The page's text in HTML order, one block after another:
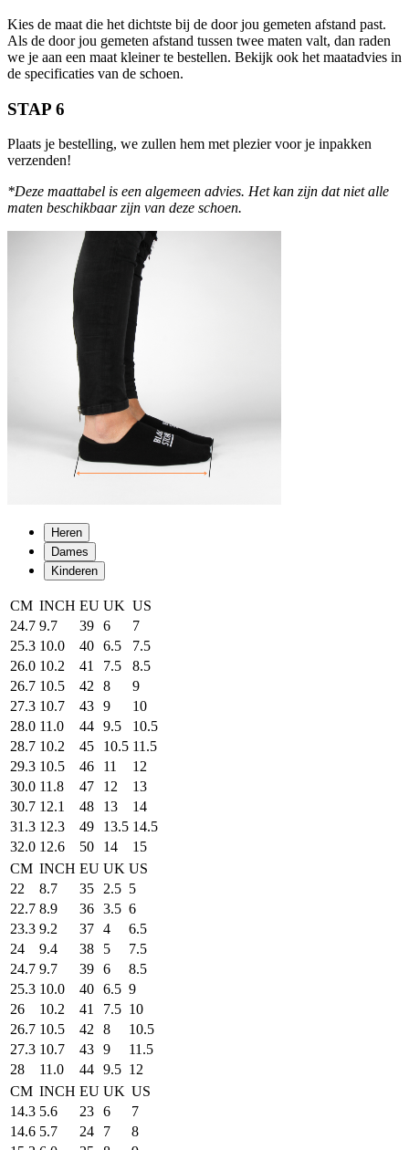
Kies de maat die het dichtste bij de door jou gemeten afstand past.
Als de door jou gemeten afstand tussen twee maten valt, dan raden
we je aan een maat kleiner te bestellen. Bekijk ook het maatadvies in
de specificaties van de schoen.
STAP 6
Plaats je bestelling, we zullen hem met plezier voor je inpakken
verzenden!
*Deze maattabel is een algemeen advies. Het kan zijn dat niet alle
maten beschikbaar zijn van deze schoen.
Heren
Dames
Kinderen
CM INCH EU UK US
24.7 9.7 39 6
7
25.3 10.0 40 6.5
7.5
26.0 10.2 41 7.5
8.5
26.7 10.5 42 8
9
27.3 10.7 43 9
10
28.0 11.0 44 9.5
10.5
28.7 10.2 45 10.5 11.5
29.3 10.5 46 11
12
30.0 11.8 47 12
13
30.7 12.1 48 13
14
31.3 12.3 49 13.5 14.5
32.0 12.6 50 14
15
CM INCH EU UK US
22
8.7 35 2.5 5
22.7 8.9 36 3.5 6
23.3 9.2 37 4
6.5
24
9.4 38 5
7.5
24.7 9.7 39 6
8.5
25.3 10.0 40 6.5 9
26
10.2 41 7.5 10
26.7 10.5 42 8
10.5
27.3 10.7 43 9
11.5
28
11.0 44 9.5 12
CM INCH EU UK US
14.3 5.6 23 6
7
14.6 5.7 24 7
8